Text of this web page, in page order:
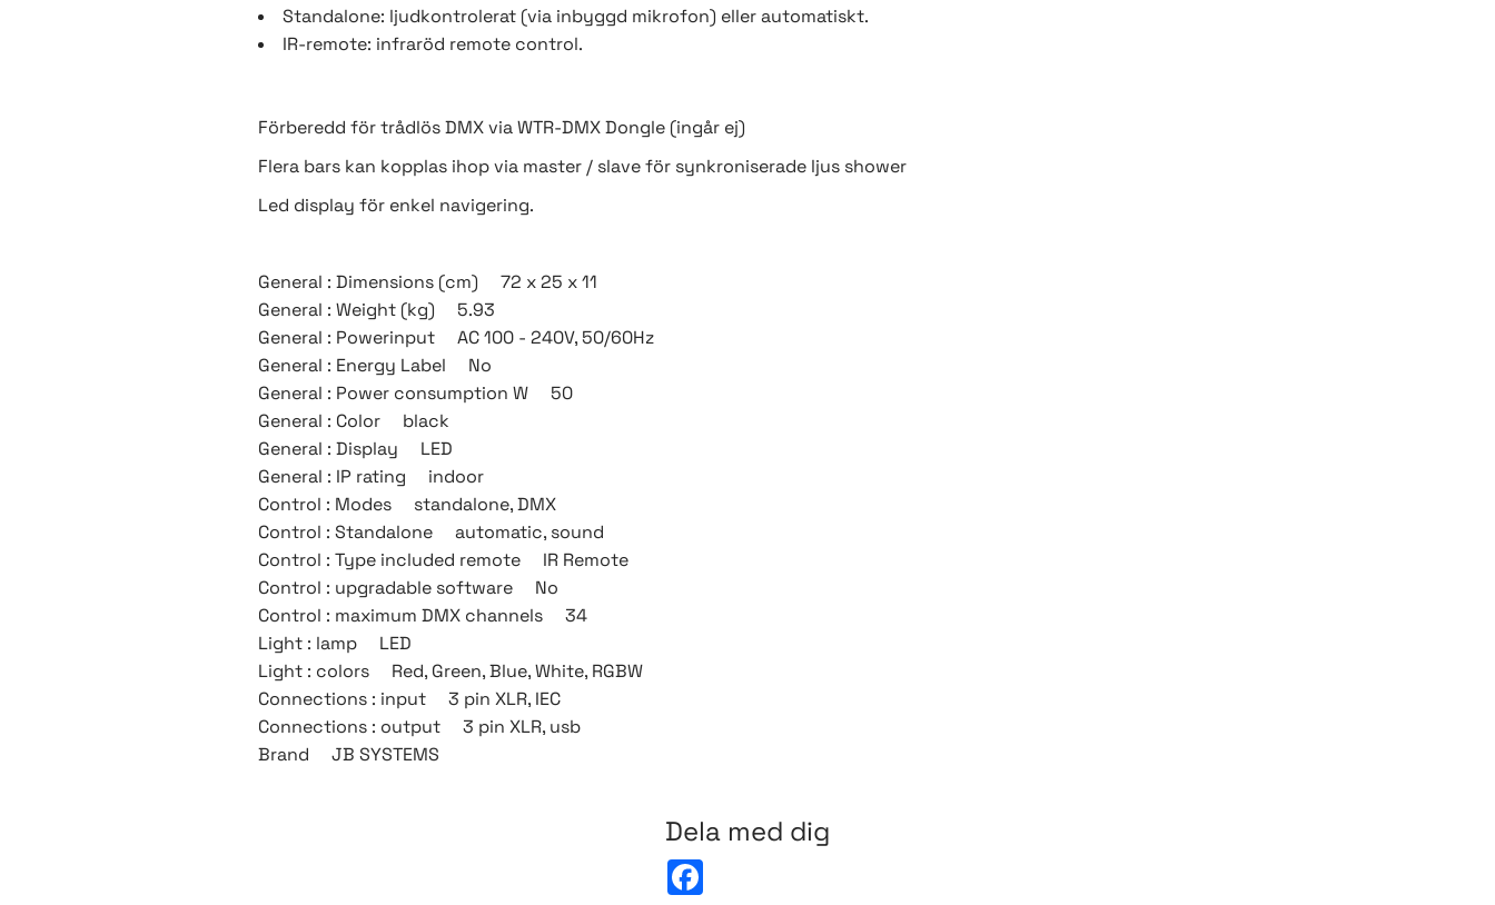
Standalone: ljudkontrolerat (via inbyggd mikrofon) eller automatiskt.
IR-remote: infraröd remote control.
Förberedd för trådlös DMX via WTR-DMX Dongle (ingår ej)
Flera bars kan kopplas ihop via master / slave för synkroniserade ljus shower
Led display för enkel navigering.
General : Dimensions (cm) 72 x 25 x 11
General : Weight (kg) 5.93
General : Powerinput AC 100 - 240V, 50/60Hz
General : Energy Label No
General : Power consumption W 50
General : Color black
General : Display LED
General : IP rating indoor
Control : Modes standalone, DMX
Control : Standalone automatic, sound
Control : Type included remote IR Remote
Control : upgradable software No
Control : maximum DMX channels 34
Light : lamp LED
Light : colors Red, Green, Blue, White, RGBW
Connections : input 3 pin XLR, IEC
Connections : output 3 pin XLR, usb
Brand JB SYSTEMS
Dela med dig